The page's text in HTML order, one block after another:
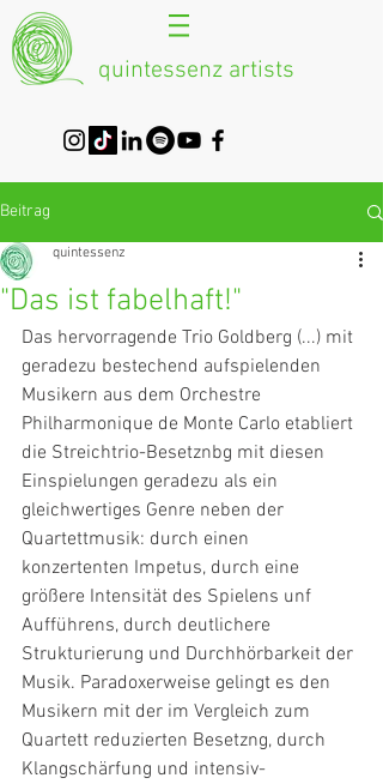
quintessenz artists
Beitrag
"Das ist fabelhaft!"
quintessenz
Das hervorragende Trio Goldberg (...) mit
geradezu bestechend aufspielenden
Musikern aus dem Orchestre
Philharmonique de Monte Carlo etabliert
die Streichtrio-Besetznbg mit diesen
Einspielungen geradezu als ein
gleichwertiges Genre neben der
Quartettmusik: durch einen
konzertenten Impetus, durch eine
größere Intensität des Spielens unf
Aufführens, durch deutlichere
Strukturierung und Durchhörbarkeit der
Musik. Paradoxerweise gelingt es den
Musikern mit der im Vergleich zum
Quartett reduzierten Besetzng, durch
Klangschärfung und intensiv-